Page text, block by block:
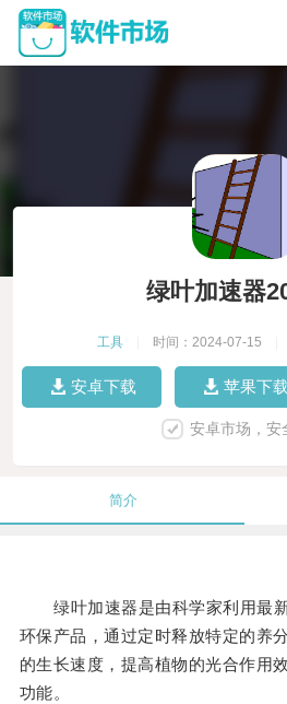
绿叶加速器
工具 时间：2024-07-15
安卓下载 苹果下载
安卓市场，安
简介
绿叶加速器是由科学家利用最新
环保产品，通过定时释放特定的养
的生长速度，提高植物的光合作用
功能。